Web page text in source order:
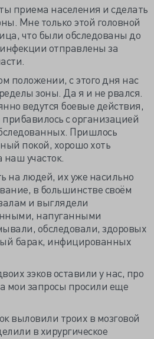
приема населения и сделать
Мне только этой головной
что были обследованы до
отправлены за
положении, с этого дня нас
зоны. Да я и не рвался.
ведутся боевые действия,
с организацией
Пришлось
покой, хорошо хоть
участок.
на людей, их уже насильно
в большинстве своём
и выглядели
напуганными
обследовали, здоровых
барак, инфицированных
зэков оставили у нас, про
мои запросы просили еще
выловили троих в мозговой
в хирургическое